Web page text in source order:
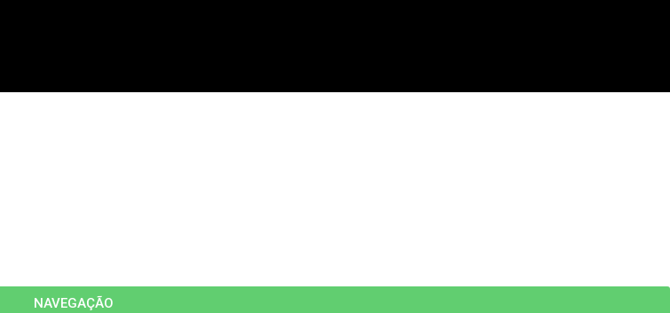
NAVEGAÇÃO